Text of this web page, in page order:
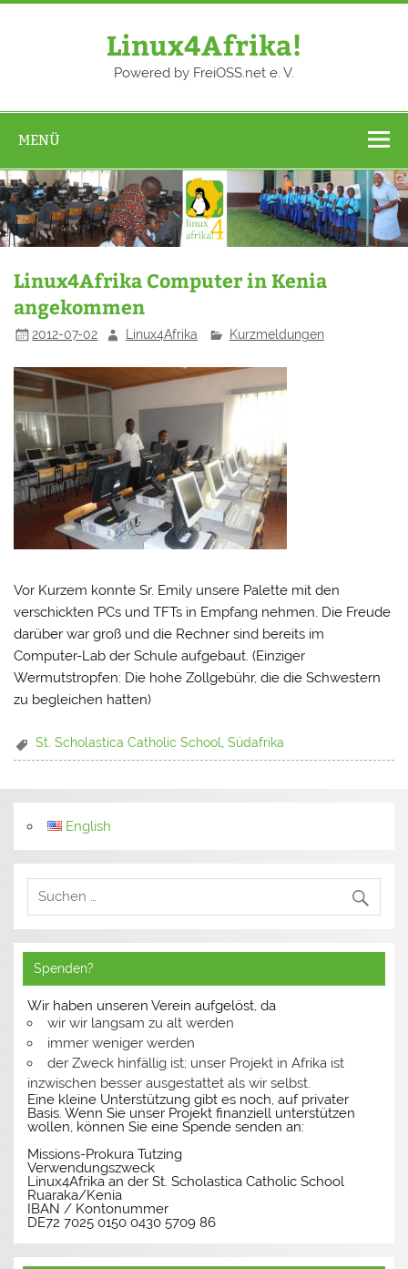
Zum
Linux4Afrika!
Powered by FreiOSS.net e. V.
MENÜ
Linux4Afrika Computer in Kenia
angekommen
2012-07-02 Linux4Afrika Kurzmeldungen
Vor Kurzem konnte Sr. Emily unsere Palette mit den
verschickten PCs und TFTs in Empfang nehmen. Die Freude
darüber war groß und die Rechner sind bereits im
Computer-Lab der Schule aufgebaut. (Einziger
Wermutstropfen: Die hohe Zollgebühr, die die Schwestern
zu begleichen hatten)
St. Scholastica Catholic School,Südafrika
English
Spenden?
Wir haben unseren Verein aufgelöst, da
wir wir langsam zu alt werden
immer weniger werden
der Zweck hinfällig ist; unser Projekt in Afrika ist
inzwischen besser ausgestattet als wir selbst.
Eine kleine Unterstützung gibt es noch, auf privater
Basis. Wenn Sie unser Projekt finanziell unterstützen
wollen, können Sie eine Spende senden an:
Missions-Prokura Tutzing
Verwendungszweck
Linux4Afrika an der St. Scholastica Catholic School
Ruaraka/Kenia
IBAN / Kontonummer
DE72 7025 0150 0430 5709 86